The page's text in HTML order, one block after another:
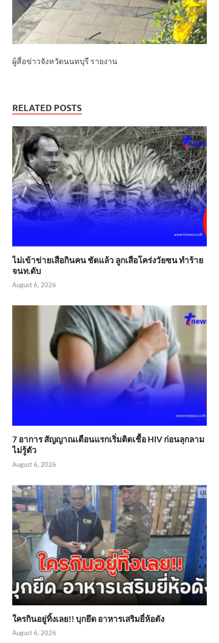
ผู้สื่อข่าวจังหวัดนนทบุรี รายงาน
RELATED POSTS
ไม่เข้าข่าย​เสือกินคน ชัดแล้ว ลูกเสือโคร่งวัยซน ทำร้าย
จนท.ดับ
August 6, 2026
7 อาการ สัญญาณเตือนแรกเริ่มติดเชื้อ HIV ก่อนลุกลาม
ไม่รู้ตัว
August 6, 2026
ใครกินอยู่ทิ้งเลย!! บุกยึด อาหารเสริมยี่ห้อดัง
August 6, 2026